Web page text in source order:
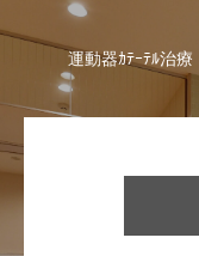
運動器ｶﾃｰﾃﾙ治療